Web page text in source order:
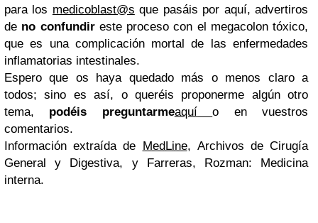
para los medicoblast@s que pasáis por aquí, advertiros
de no confundireste proceso con el megacolon tóxico,
que es una complicación mortal de las enfermedades
inflamatorias intestinales.
Espero que os haya quedado más o menos claro a
todos; sino es así, o queréis proponerme algún otro
tema, podéis preguntarmeaquí
o en vuestros
comentarios.
Información extraída de MedLine, Archivos de Cirugía
General y Digestiva, y Farreras, Rozman: Medicina
interna.